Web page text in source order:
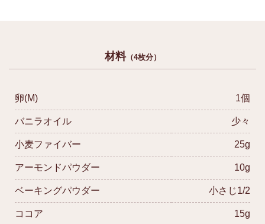
材料（4枚分）
卵(M) 1個
バニラオイル 少々
小麦ファイバー 25g
アーモンドパウダー 10g
ベーキングパウダー 小さじ1/2
ココア 15g